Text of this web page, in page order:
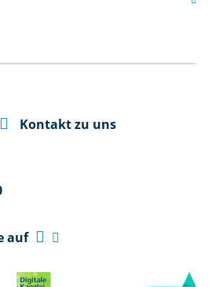

Kontakt zu uns
auf  